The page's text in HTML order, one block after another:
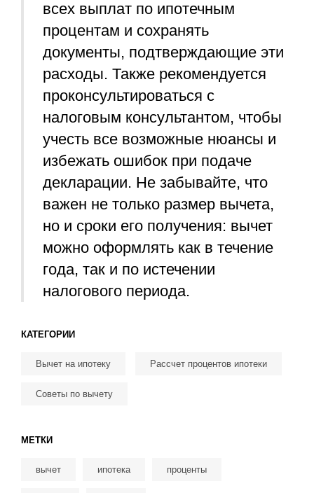
всех выплат по ипотечным
процентам и сохранять
документы, подтверждающие эти
расходы. Также рекомендуется
проконсультироваться с
налоговым консультантом, чтобы
учесть все возможные нюансы и
избежать ошибок при подаче
декларации. Не забывайте, что
важен не только размер вычета,
но и сроки его получения: вычет
можно оформлять как в течение
года, так и по истечении
налогового периода.
КАТЕГОРИИ
Вычет на ипотеку Рассчет процентов ипотеки
Советы по вычету
МЕТКИ
вычет ипотека проценты